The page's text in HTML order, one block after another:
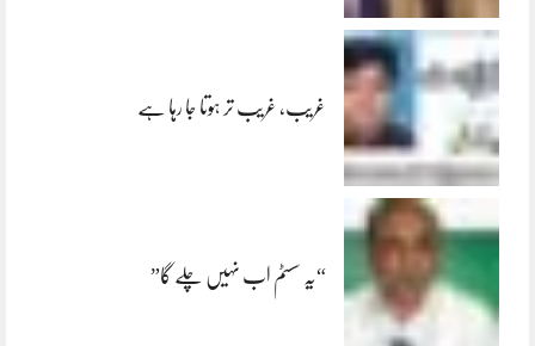
غریب، غریب تر ہوتا جا رہا ہے
“یہ سسٹم اب نہیں چلے گا”